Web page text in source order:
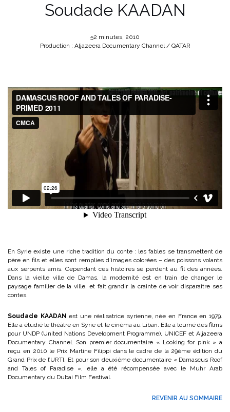
Soudade KAADAN
52 minutes, 2010
Production : Aljazeera Documentary Channel / QATAR
En Syrie existe une riche tradition du conte : les fables se transmettent de
père en fils et elles sont remplies d’images colorées – des poissons volants
aux serpents amis. Cependant ces histoires se perdent au fil des années.
Dans la vieille ville de Damas, la modernité est en train de changer le
paysage familier de la ville, et fait grandir la crainte de voir disparaître ses
contes.
Soudade KAADAN est une réalisatrice syrienne, née en France en 1979.
Elle a étudié le théâtre en Syrie et le cinéma au Liban. Elle a tourné des films
pour UNDP (United Nations Development Programme), UNICEF et Aljazeera
Documentary Channel. Son premier documentaire « Looking for pink » a
reçu en 2010 le Prix Martine Filippi dans le cadre de la 29ème édition du
Grand Prix de l’URTI. Et pour son deuxième documentaire « Damascus Roof
and Tales of Paradise », elle a été récompensée avec le Muhr Arab
Documentary du Dubai Film Festival.
REVENIR AU SOMMAIRE